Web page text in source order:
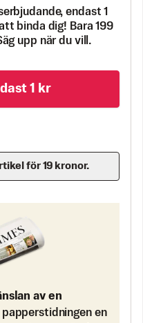
endast 1
binda dig! Bara 199
upp när du vill.
1 kr
för 19 kronor.
av en
papperstidningen en